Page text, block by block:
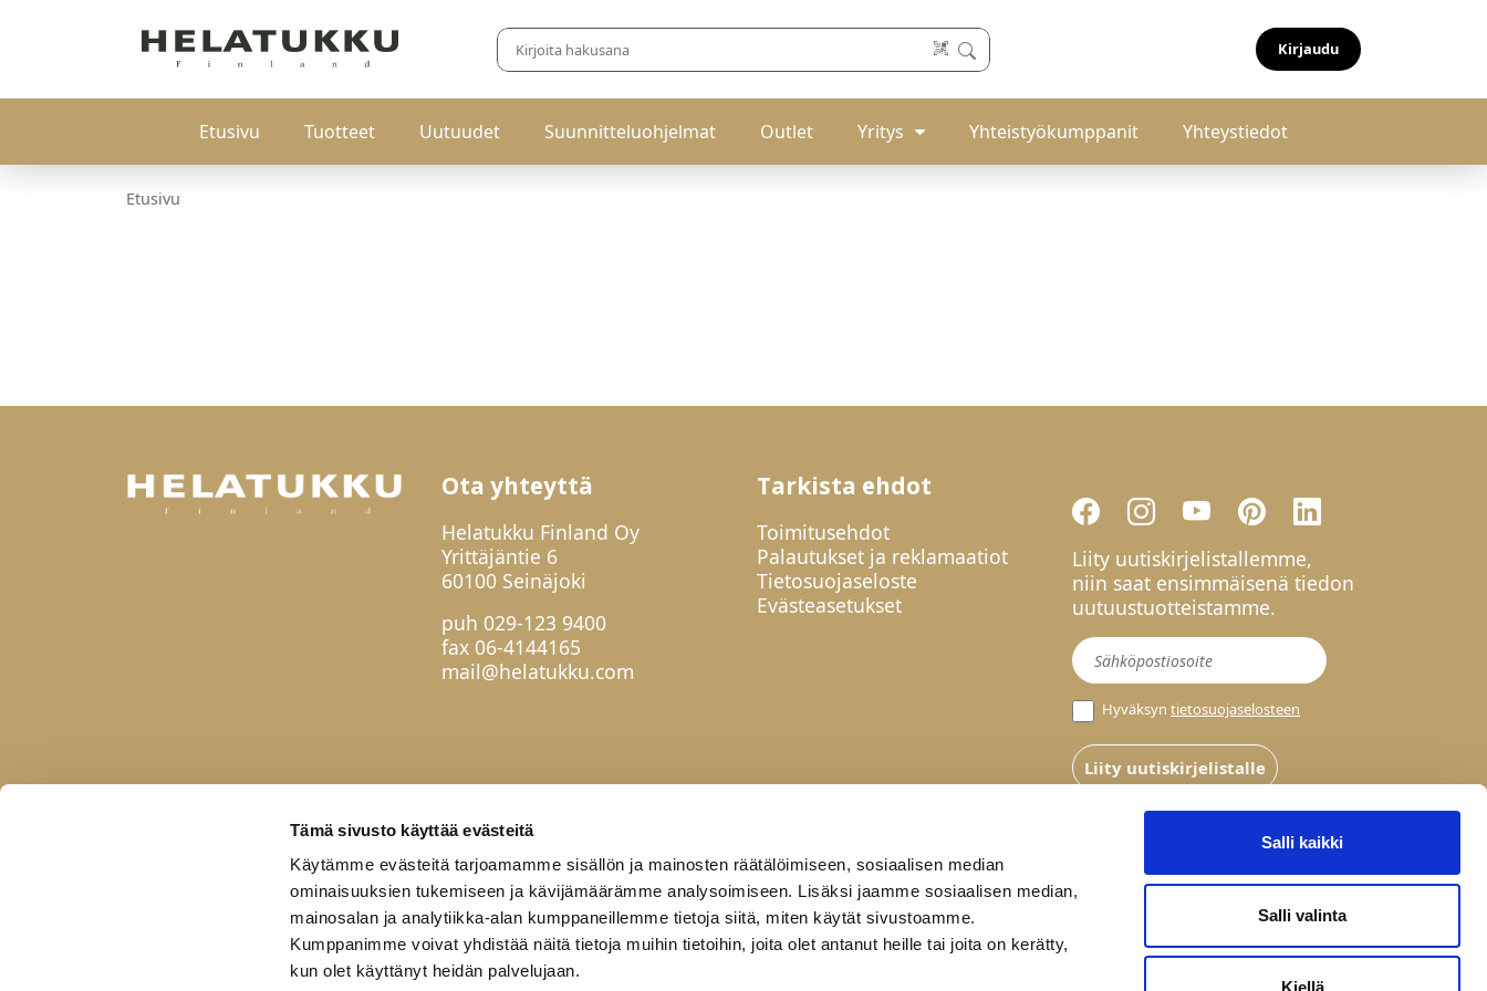
Tämä sivusto käyttää evästeitä
Käytämme evästeitä tarjoamamme sisällön ja mainosten räätälöimiseen, sosiaalisen median
ominaisuuksien tukemiseen ja kävijämäärämme analysoimiseen. Lisäksi jaamme sosiaalisen median,
mainosalan ja analytiikka-alan kumppaneillemme tietoja siitä, miten käytät sivustoamme.
Kumppanimme voivat yhdistää näitä tietoja muihin tietoihin, joita olet antanut heille tai joita on kerätty,
kun olet käyttänyt heidän palvelujaan.
Salli kaikki
Salli valinta
Kiellä
Kirjaudu
Etusivu Tuotteet Uutuudet Suunnitteluohjelmat Outlet Yritys Yhteistyökumppanit Yhteystiedot
Etusivu
Ota yhteyttä
Helatukku Finland Oy
Yrittäjäntie 6
60100 Seinäjoki
puh 029-123 9400
fax 06-4144165
mail@helatukku.com
Tarkista ehdot
Toimitusehdot
Palautukset ja reklamaatiot
Tietosuojaseloste
Evästeasetukset
Liity uutiskirjelistallemme,
niin saat ensimmäisenä tiedon
uutuustuotteistamme.
Uutiskirje
Hyväksyn tietosuojaselosteen
Liity uutiskirjelistalle
Uutuudet Yhteistyökumppanit